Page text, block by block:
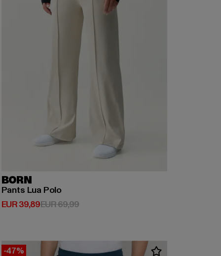
BORN
Pants Lua Polo
EUR 39,89
Huidige prijs: EUR 39,89
EUR 69,99Actieprijs: EUR 69,99
-47%